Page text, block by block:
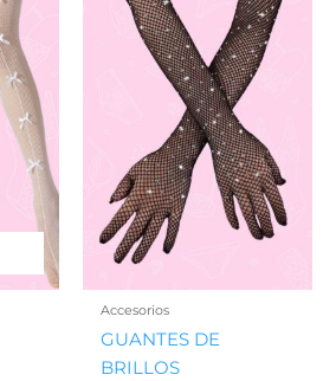
Accesorios
GUANTES DE
BRILLOS